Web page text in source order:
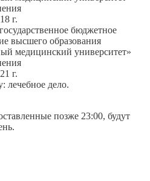
г.
бюджетное
высшего образования
медицинский университет»
г.
лечебное дело.
позже 23:00, будут